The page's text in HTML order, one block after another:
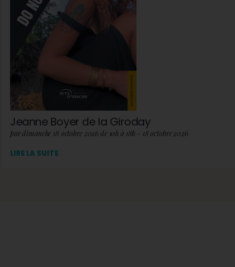
Jeanne Boyer de la Giroday
par dimanche 18 octobre 2026 de 10h à 18h - 18 octobre 2026
LIRE LA SUITE